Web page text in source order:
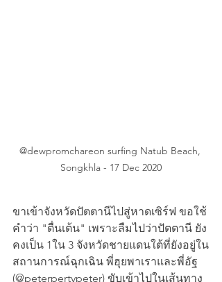
@dewpromchareon surfing Natub Beach,
Songkhla - 17 Dec 2020
ขาเข้าจังหวัดปัตตานีไปสู่หาดเซิร์ฟ ขอใช้
คำว่า "ตื่นเต้น" เพราะลืมไปว่าปัตตานี ยัง
คงเป็น 1ใน 3 จังหวัดชายแดนใต้ที่ยังอยู่ใน
สถานการณ์ฉุกเฉิน พี่ฮุยพาเราและพี่อัฐ
(@peterpertypeter) ขับเข้าไปในเส้นทาง